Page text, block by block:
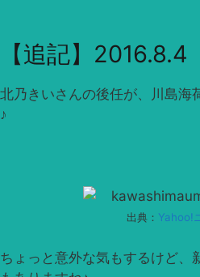
【追記】2016.8.4
北乃きいさんの後任が、川島海
♪
出典： Yahoo!
ちょっと意外な気もするけど、